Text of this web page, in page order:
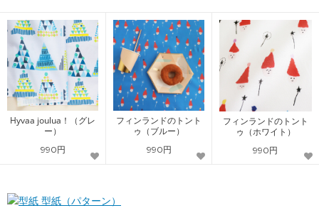
Hyvaa joulua！（グレ
ー）
990円
フィンランドのトント
ゥ（ブルー）
990円
フィンランドのトント
ゥ（ホワイト）
990円
型紙（パターン）